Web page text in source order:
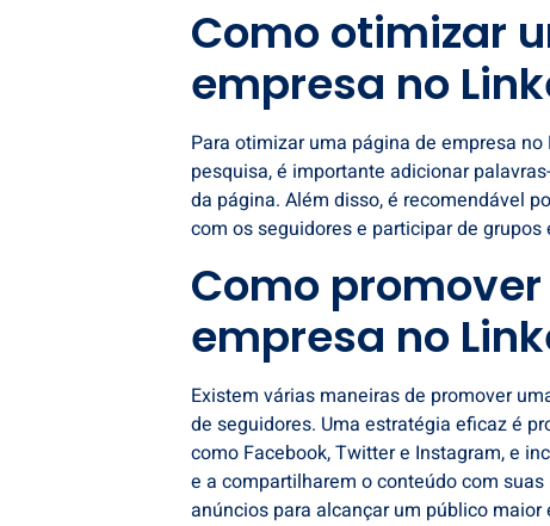
Como otimizar
empresa no
Para otimizar uma página de empresa
pesquisa, é importante adicionar
da página. Além disso, é recomendável
com os seguidores e participar de
Como
empresa no
Existem várias maneiras de promover
de seguidores. Uma estratégia eficaz é
como Facebook, Twitter e Instagram, e
e a compartilharem o conteúdo com
anúncios para alcançar um público maior